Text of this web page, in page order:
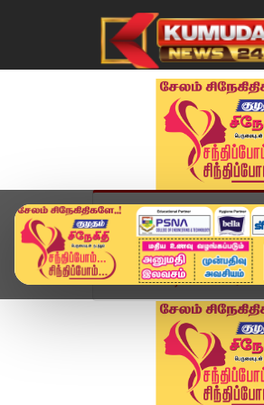
முகப்பு விளையாட்டு
Home வீடியோ ஸ்டோரி